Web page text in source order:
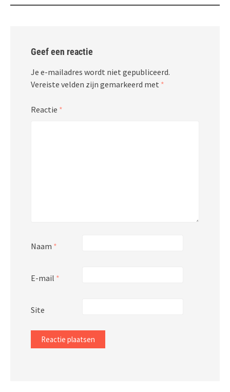
Geef een reactie
Je e-mailadres wordt niet gepubliceerd.
Vereiste velden zijn gemarkeerd met *
Reactie *
Naam *
E-mail *
Site